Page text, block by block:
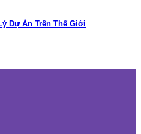
Dự Án Trên Thế Giới